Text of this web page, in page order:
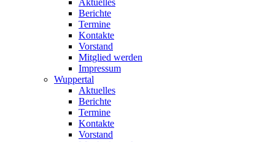
Aktuelles
Berichte
Termine
Kontakte
Vorstand
Mitglied werden
Impressum
Wuppertal
Aktuelles
Berichte
Termine
Kontakte
Vorstand